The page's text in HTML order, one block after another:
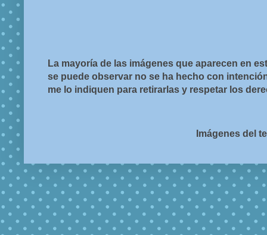
La mayoría de las imágenes que aparecen en
se puede observar no se ha hecho con
me lo indiquen para retirarlas y respetar los
Imágenes del